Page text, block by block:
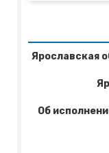
Ярославская
Об